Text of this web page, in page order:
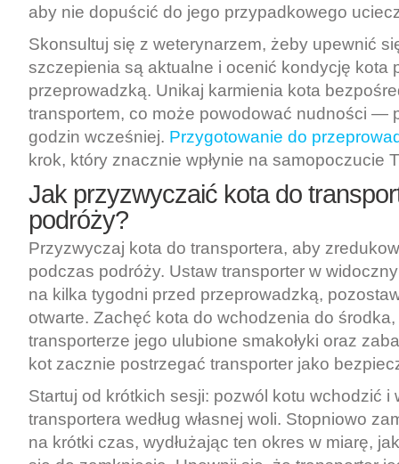
aby nie dopuścić do jego przypadkowego
Skonsultuj się z weterynarzem, żeby upewnić
szczepienia są aktualne i ocenić kondycję kota
przeprowadzką. Unikaj karmienia kota
transportem, co może powodować nudności —
godzin wcześniej. Przygotowanie do
krok, który znacznie wpłynie na samopoczucie
Jak przyzwyczaić kota do
podróży?
Przyzwyczaj kota do transportera, aby
podczas podróży. Ustaw transporter w
na kilka tygodni przed przeprowadzką,
otwarte. Zachęć kota do wchodzenia do
transporterze jego ulubione smakołyki oraz
kot zacznie postrzegać transporter jako
Startuj od krótkich sesji: pozwól kotu wchodzić i
transportera według własnej woli. Stopniowo
na krótki czas, wydłużając ten okres w miarę,